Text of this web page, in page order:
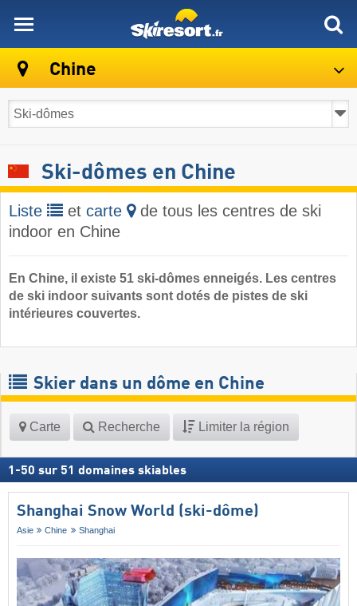
Chine
Ski-dômes en Chine
Liste et carte
de tous les centres de ski
indoor en Chine
En Chine, il existe 51 ski-dômes enneigés. Les centres
de ski indoor suivants sont dotés de pistes de ski
intérieures couvertes.
Skier dans un dôme en Chine
Carte Recherche Limiter la région
1 -50 sur 51 domaines skiables
Shanghai Snow World (ski-dôme)
Asie Chine Shanghai